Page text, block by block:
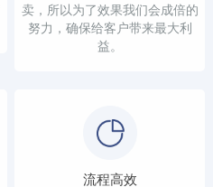
卖，所以为了效果我们会成倍的
努力，确保给客户带来最大利
益。
流程高效